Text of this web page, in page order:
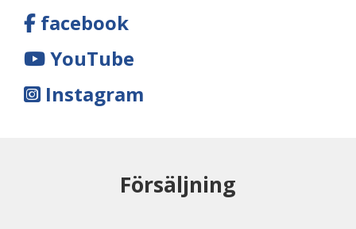
facebook
YouTube
Instagram
Försäljning